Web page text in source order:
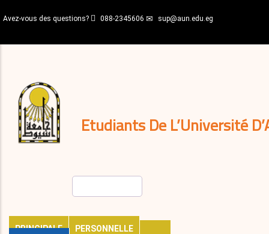
au
principal
Avez-vous des questions? 088-2345606 sup@aun.edu.eg
Etudiants De L’Université
PRINCIPALE
PERSONNELLE
décisions
Expatriés
Journal